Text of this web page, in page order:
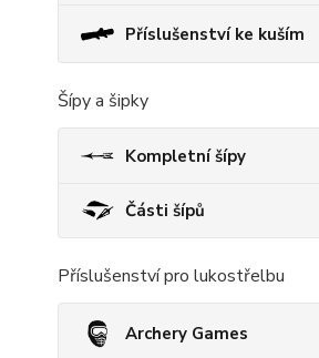
Příslušenství ke kuším
Šípy a šipky
Kompletní šípy
Části šípů
Příslušenství pro lukostřelbu
Archery Games